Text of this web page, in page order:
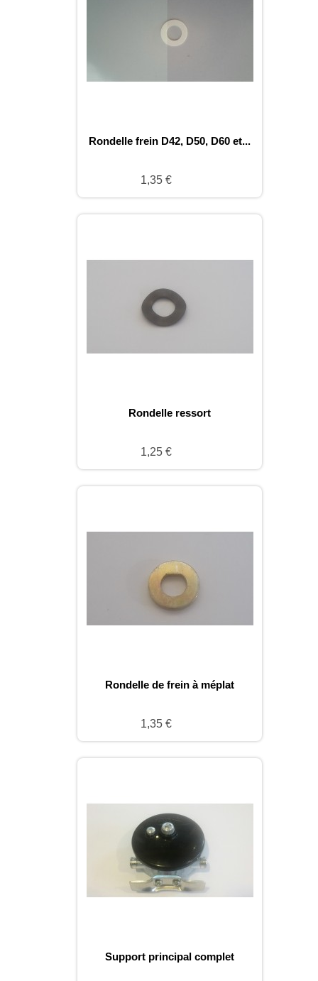
Rondelle frein D42, D50, D60 et...
1,35 €
Rondelle ressort
1,25 €
Rondelle de frein à méplat
1,35 €
Support principal complet